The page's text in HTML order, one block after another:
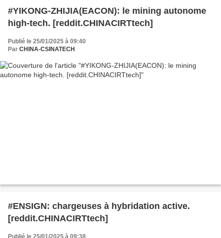
#YIKONG-ZHIJIA(EACON): le mining autonome
high-tech. [reddit.CHINACIRTtech]
Publié le 25/01/2025 à 09:40
Par CHINA-CSINATECH
#ENSIGN: chargeuses à hybridation active.
[reddit.CHINACIRTtech]
Publié le 25/01/2025 à 09:38